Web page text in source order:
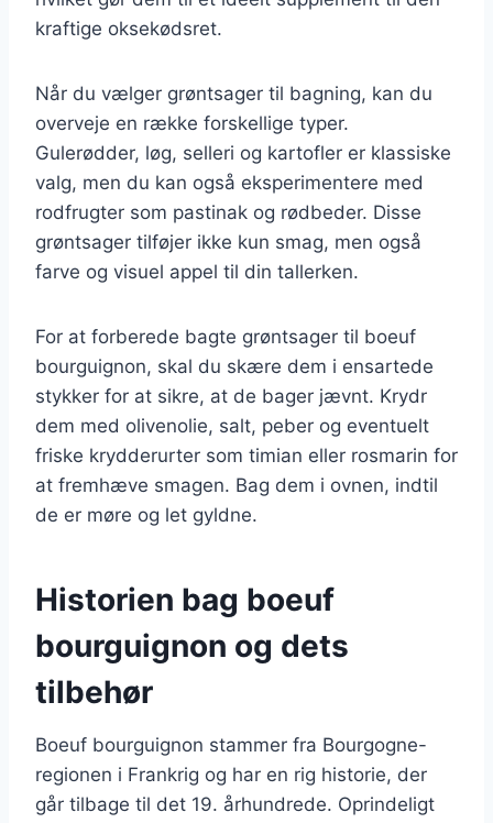
kraftige oksekødsret.
Når du vælger grøntsager til bagning, kan du
overveje en række forskellige typer.
Gulerødder, løg, selleri og kartofler er klassiske
valg, men du kan også eksperimentere med
rodfrugter som pastinak og rødbeder. Disse
grøntsager tilføjer ikke kun smag, men også
farve og visuel appel til din tallerken.
For at forberede bagte grøntsager til boeuf
bourguignon, skal du skære dem i ensartede
stykker for at sikre, at de bager jævnt. Krydr
dem med olivenolie, salt, peber og eventuelt
friske krydderurter som timian eller rosmarin for
at fremhæve smagen. Bag dem i ovnen, indtil
de er møre og let gyldne.
Historien bag boeuf
bourguignon og dets
tilbehør
Boeuf bourguignon stammer fra Bourgogne-
regionen i Frankrig og har en rig historie, der
går tilbage til det 19. århundrede. Oprindeligt